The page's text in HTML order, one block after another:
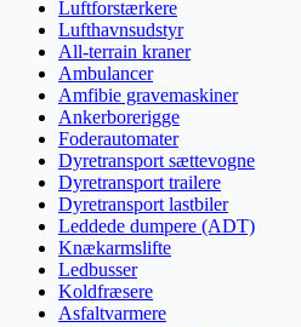
Luftforstærkere
Lufthavnsudstyr
All-terrain kraner
Ambulancer
Amfibie gravemaskiner
Ankerborerigge
Foderautomater
Dyretransport sættevogne
Dyretransport trailere
Dyretransport lastbiler
Leddede dumpere (ADT)
Knækarmslifte
Ledbusser
Koldfræsere
Asfaltvarmere